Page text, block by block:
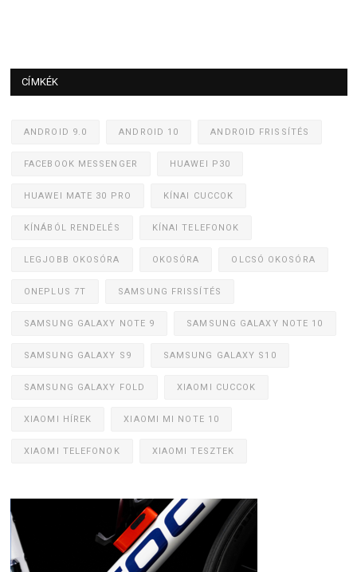
CÍMKÉK
ANDROID 9.0 ANDROID 10 ANDROID FRISSÍTÉS
FACEBOOK MESSENGER HUAWEI P30
HUAWEI MATE 30 PRO KÍNAI CUCCOK
KÍNÁBÓL RENDELÉS KÍNAI TELEFONOK
LEGJOBB OKOSÓRA OKOSÓRA OLCSÓ OKOSÓRA
ONEPLUS 7T SAMSUNG FRISSÍTÉS
SAMSUNG GALAXY NOTE 9 SAMSUNG GALAXY NOTE 10
SAMSUNG GALAXY S9 SAMSUNG GALAXY S10
SAMSUNG GALAXY FOLD XIAOMI CUCCOK
XIAOMI HÍREK XIAOMI MI NOTE 10
XIAOMI TELEFONOK XIAOMI TESZTEK